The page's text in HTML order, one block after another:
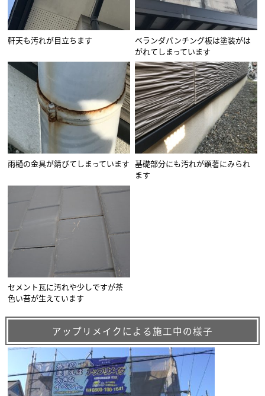
軒天も汚れが目立ちます
ベランダパンチング板は塗装がは
がれてしまっています
雨樋の金具が錆びてしまっています 基礎部分にも汚れが顕著にみられ
ます
セメント瓦に汚れや少しですが茶
色い苔が生えています
アップリメイクによる施工中の様子